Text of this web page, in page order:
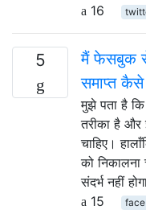
16
5
मैं फेसबुक
समाप्त
मुझे पता है
तरीका है और
चाहिए।
को निकालना
संदर्भ नहीं
15